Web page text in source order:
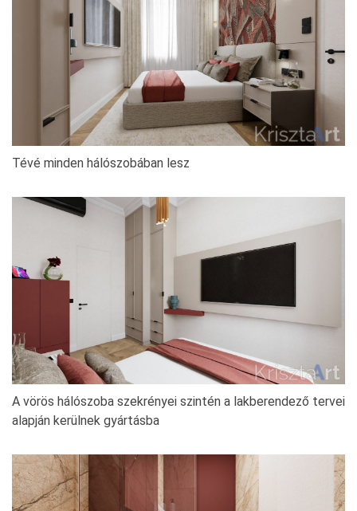
Tévé minden hálószobában lesz
A vörös hálószoba szekrényei szintén a lakberendező tervei
alapján kerülnek gyártásba